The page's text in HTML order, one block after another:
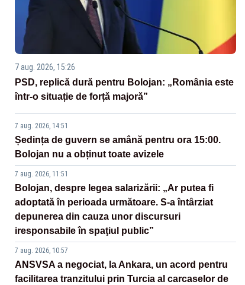
7 aug. 2026, 15:26
PSD, replică dură pentru Bolojan: „România este
într-o situație de forță majoră”
7 aug. 2026, 14:51
Ședința de guvern se amână pentru ora 15:00.
Bolojan nu a obținut toate avizele
7 aug. 2026, 11:51
Bolojan, despre legea salarizării: „Ar putea fi
adoptată în perioada următoare. S-a întârziat
depunerea din cauza unor discursuri
iresponsabile în spaţiul public”
7 aug. 2026, 10:57
ANSVSA a negociat, la Ankara, un acord pentru
facilitarea tranzitului prin Turcia al carcaselor de